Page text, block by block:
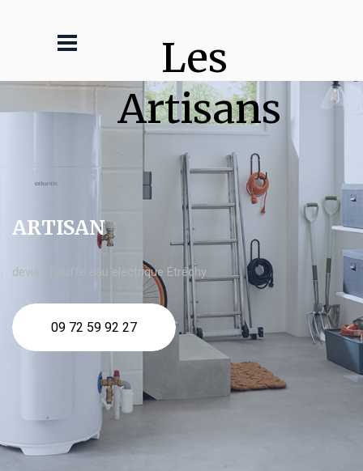
Les
Artisans
ARTISAN
devis Chauffe eau electrique Étréchy
09 72 59 92 27